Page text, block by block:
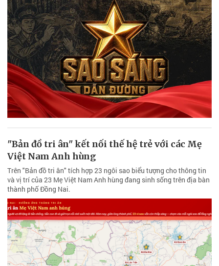
"Bản đồ tri ân" kết nối thế hệ trẻ với các Mẹ
Việt Nam Anh hùng
Trên "Bản đồ tri ân" tích hợp 23 ngôi sao biểu tượng cho thông tin
và vị trí của 23 Mẹ Việt Nam Anh hùng đang sinh sống trên địa bàn
thành phố Đồng Nai.